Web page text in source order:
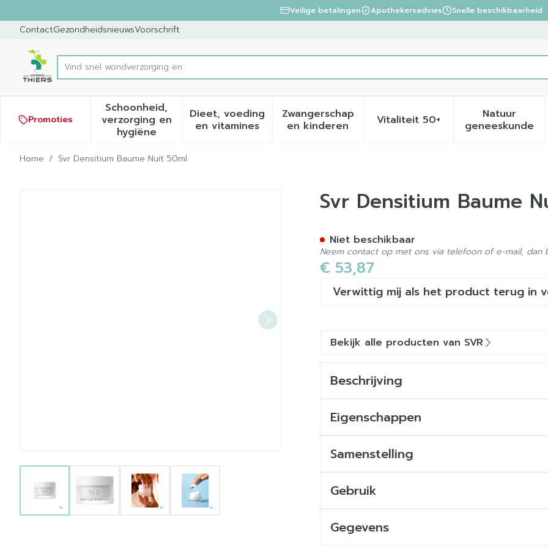
Veilige betalingen Apothekersadvies Snelle beschikbaarheid
ContactGezondheidsnieuwsVoorschrift
Product, merk, categorie...
V
Promoties
Schoonheid,
verzorging en
hygiëneToon submenu voor Schoonheid, verzorging en hygiëne categorie
Dieet, voeding
en vitamines
Toon submenu voor Dieet, voeding en vitamines categorie
Zwangerschap
en kinderenToon submenu voor Zwangerschap en
Vitaliteit 50+Toon submenu voor
Natuur
geneeskunde
Toon
Home / Svr Densitium Baume Nuit 50ml
View larger imageView larger imageView larger imageView larger image
Svr Densitium Baume
€ 53,87
Verwittig mij als het product terug in
Niet beschikbaar
Neem contact op met ons via telefoon of e-mail, dan
Bekijk alle producten van SVR
Beschrijving
Eigenschappen
Samenstelling
Gebruik
Gegevens